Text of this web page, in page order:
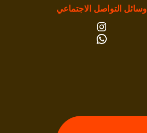
وسائل التواصل الاجتماعي
إنستجرام
واتساب